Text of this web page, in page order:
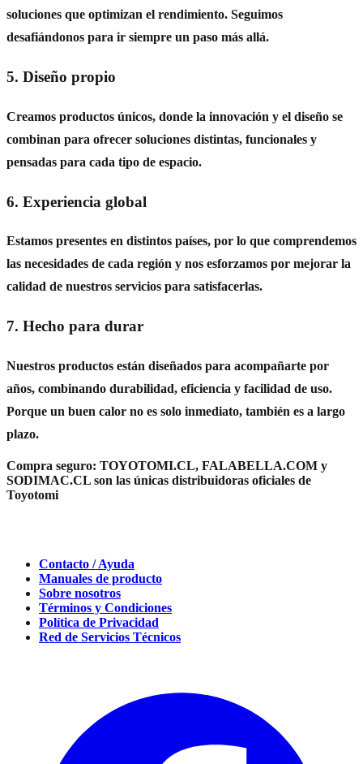
soluciones que optimizan el rendimiento. Seguimos
desafiándonos para ir siempre un paso más allá.
5. Diseño propio
Creamos productos únicos, donde la innovación y el diseño se
combinan para ofrecer soluciones distintas, funcionales y
pensadas para cada tipo de espacio.
6. Experiencia global
Estamos presentes en distintos países, por lo que comprendemos
las necesidades de cada región y nos esforzamos por mejorar la
calidad de nuestros servicios para satisfacerlas.
7. Hecho para durar
Nuestros productos están diseñados para acompañarte por
años, combinando durabilidad, eficiencia y facilidad de uso.
Porque un buen calor no es solo inmediato, también es a largo
plazo.
Compra seguro: TOYOTOMI.CL, FALABELLA.COM y
SODIMAC.CL son las únicas distribuidoras oficiales de
Toyotomi
Contacto / Ayuda
Manuales de producto
Sobre nosotros
Términos y Condiciones
Política de Privacidad
Red de Servicios Técnicos